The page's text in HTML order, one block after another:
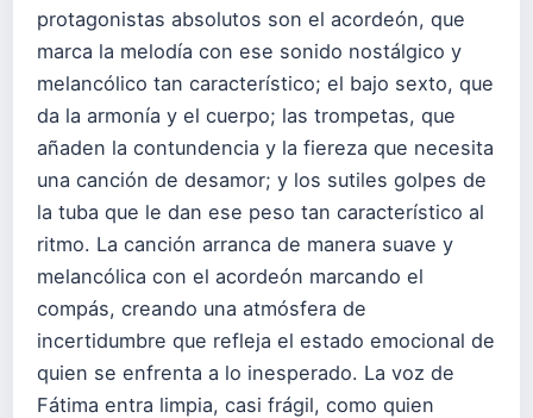
protagonistas absolutos son el acordeón, que
marca la melodía con ese sonido nostálgico y
melancólico tan característico; el bajo sexto, que
da la armonía y el cuerpo; las trompetas, que
añaden la contundencia y la fiereza que necesita
una canción de desamor; y los sutiles golpes de
la tuba que le dan ese peso tan característico al
ritmo. La canción arranca de manera suave y
melancólica con el acordeón marcando el
compás, creando una atmósfera de
incertidumbre que refleja el estado emocional de
quien se enfrenta a lo inesperado. La voz de
Fátima entra limpia, casi frágil, como quien